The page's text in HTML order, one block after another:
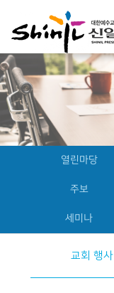
열린마당
주보
세미나
교회 행사